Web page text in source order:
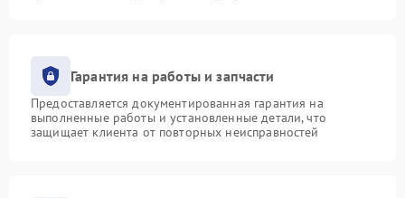
Гарантия на работы и запчасти
Предоставляется документированная гарантия на
выполненные работы и установленные детали, что
защищает клиента от повторных неисправностей